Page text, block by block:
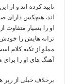
تایید کرده اند و از
اند. هیچکس دارای
او را بسیار
ترانه‌ هایش را
مملو از تکیه‌ کلام
آهنگ های او را
برخلاف خیلی از